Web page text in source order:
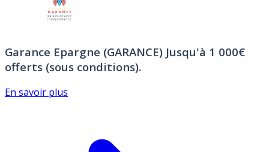
Garance Epargne (GARANCE) Jusqu'à 1 000€
offerts (sous conditions).
En savoir plus